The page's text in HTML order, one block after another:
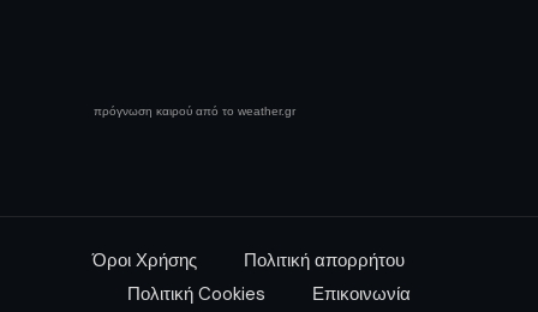
πρόγνωση καιρού από το weather.gr
Όροι Χρήσης
Πολιτική απορρήτου
Πολιτική Cookies
Επικοινωνία